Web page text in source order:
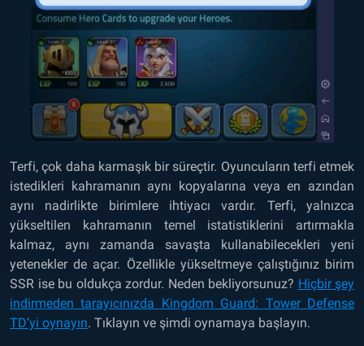
Terfi, çok daha karmaşık bir süreçtir. Oyuncuların terfi etmek
istedikleri kahramanın aynı kopyalarına veya en azından
aynı nadirlikte birimlere ihtiyacı vardır. Terfi, yalnızca
yükseltilen kahramanın temel istatistiklerini artırmakla
kalmaz, aynı zamanda savaşta kullanabilecekleri yeni
yetenekler de açar. Özellikle yükseltmeye çalıştığınız birim
SSR ise bu oldukça zordur. Neden bekliyorsunuz? Hiçbir şey
indirmeden tarayıcınızda Kingdom Guard: Tower Defense
TD’yi oynayın. Tıklayın ve şimdi oynamaya başlayın.